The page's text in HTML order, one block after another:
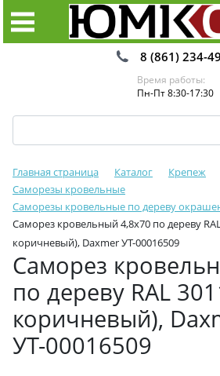
8 (861) 234-
Время работы:
Пн-Пт 8:30-17:30
Главная страница Каталог Крепеж
Саморезы кровельные
Саморезы кровельные по дереву
Саморез кровельный 4,8х70 по дереву
коричневый), Daxmer УТ-00016509
Саморез
по дереву RAL
коричневый),
УТ-00016509